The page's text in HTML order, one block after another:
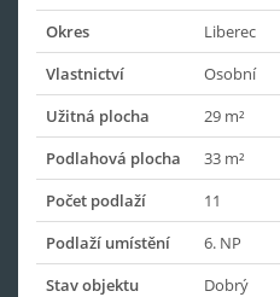
Okres
Liberec
Vlastnictví
Osobní
Užitná plocha
29 m²
Podlahová plocha
33 m²
Počet podlaží
11
Podlaží umístění
6. NP
Stav objektu
Dobrý